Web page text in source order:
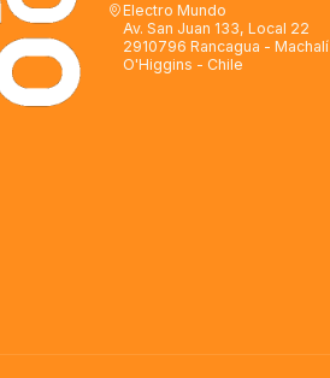
Electro Mundo
Av. San Juan 133, Local 22
2910796 Rancagua - Machalí
O'Higgins - Chile